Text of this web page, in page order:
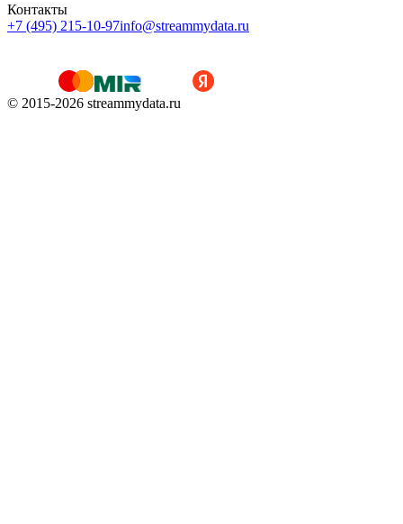
Контакты
+7 (495) 215-10-97info@streammydata.ru
© 2015-2026 streammydata.ru